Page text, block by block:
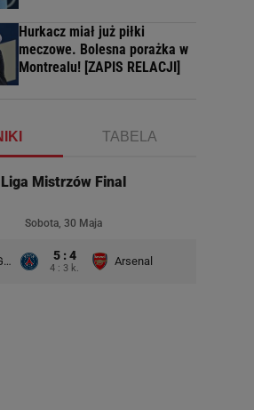
Hurkacz miał już piłki
meczowe. Bolesna porażka w
Montrealu! [ZAPIS RELACJI]
TABELA
Liga Mistrzów Final
Sobota, 30 Maja
Paris Saint-Germain 5 : 4
4 : 3 k.
Arsenal